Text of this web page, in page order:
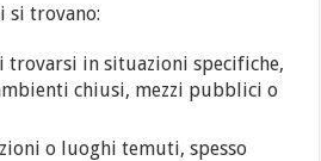
si trovano:
trovarsi in situazioni specifiche,
chiusi, mezzi pubblici o
o luoghi temuti, spesso